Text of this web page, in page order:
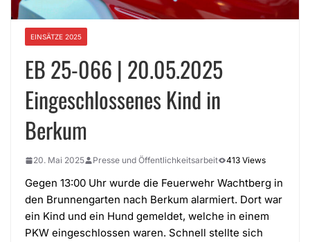
EINSÄTZE 2025
EB 25-066 | 20.05.2025
Eingeschlossenes Kind in
Berkum
20. Mai 2025 Presse und Öffentlichkeitsarbeit 413 Views
Gegen 13:00 Uhr wurde die Feuerwehr Wachtberg in
den Brunnengarten nach Berkum alarmiert. Dort war
ein Kind und ein Hund gemeldet, welche in einem
PKW eingeschlossen waren. Schnell stellte sich